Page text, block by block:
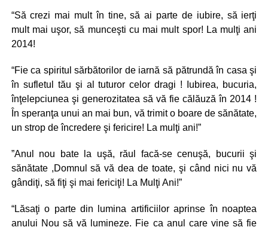
“Să crezi mai mult în tine, să ai parte de iubire, să ierţi
mult mai uşor, să munceşti cu mai mult spor! La mulţi ani
2014!
“Fie ca spiritul sărbătorilor de iarnă să pătrundă în casa şi
în sufletul tău şi al tuturor celor dragi ! Iubirea, bucuria,
înţelepciunea şi generozitatea să vă fie călăuză în 2014 !
În speranţa unui an mai bun, vă trimit o boare de sănătate,
un strop de încredere şi fericire! La mulţi ani!”
”Anul nou bate la uşă, răul facă-se cenuşă, bucurii şi
sănătate ,Domnul să vă dea de toate, şi când nici nu vă
gândiţi, să fiţi şi mai fericiţi! La Mulţi Ani!”
“Lăsaţi o parte din lumina artificiilor aprinse în noaptea
anului Nou să vă lumineze. Fie ca anul care vine să fie